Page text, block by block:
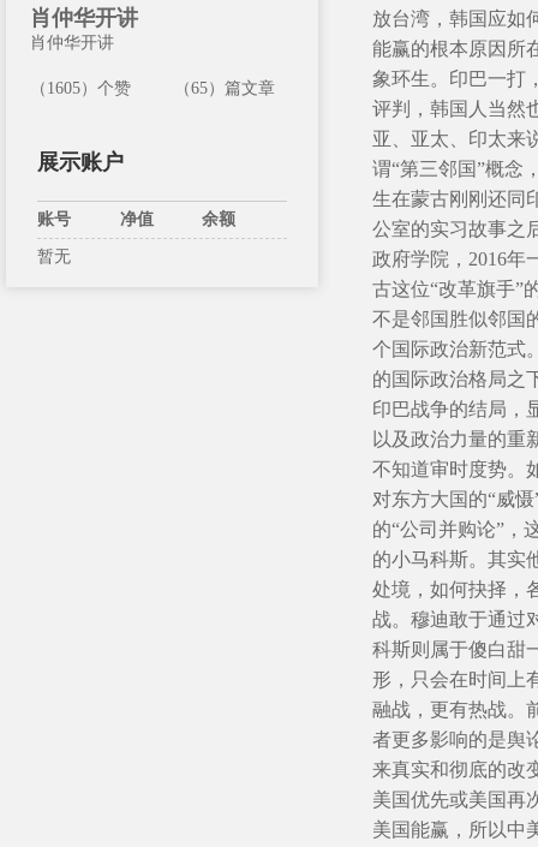
肖仲华开讲
肖仲华开讲
（1605）个赞 （65）篇文章
展示账户
账号 净值 余额
暂无
放台湾，韩国应如
能赢的根本原因所
象环生。印巴一打
评判，韩国人当然
亚、亚太、印太来
谓“第三邻国”概念
生在蒙古刚刚还同
公室的实习故事之
政府学院，2016年
古这位“改革旗手”
不是邻国胜似邻国
个国际政治新范式
的国际政治格局之
印巴战争的结局，
以及政治力量的重
不知道审时度势。
对东方大国的“威
的“公司并购论”，
的小马科斯。其实
处境，如何抉择，
战。穆迪敢于通过
科斯则属于傻白甜
形，只会在时间上
融战，更有热战。
者更多影响的是舆
来真实和彻底的改
美国优先或美国再
美国能赢，所以中